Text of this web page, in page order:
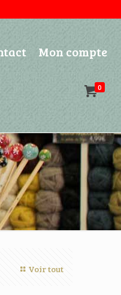
Mon compte
0
Voir tout